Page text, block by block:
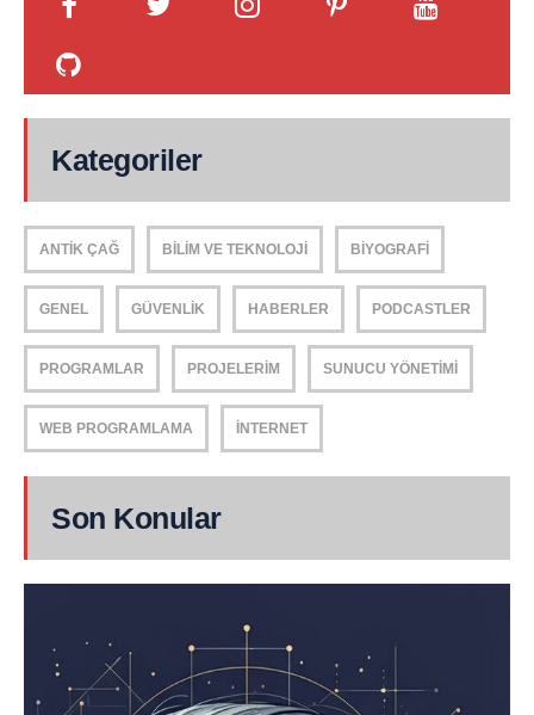
Kategoriler
ANTIK ÇAĞ BILIM VE TEKNOLOJI BIYOGRAFI
GENEL GÜVENLIK HABERLER PODCASTLER
PROGRAMLAR PROJELERIM SUNUCU YÖNETIMI
WEB PROGRAMLAMA İNTERNET
Son Konular